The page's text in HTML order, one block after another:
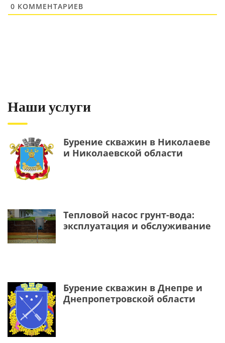
0 КОММЕНТАРИЕВ
Наши услуги
Бурение скважин в Николаеве
и Николаевской области
Тепловой насос грунт-вода:
эксплуатация и обслуживание
Бурение скважин в Днепре и
Днепропетровской области